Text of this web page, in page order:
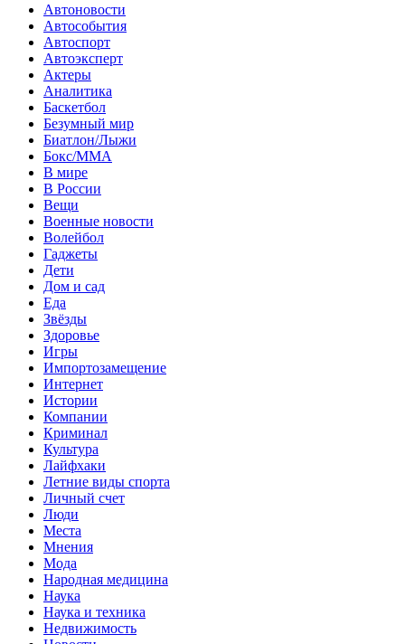
Автоновости
Автособытия
Автоспорт
Автоэксперт
Актеры
Аналитика
Баскетбол
Безумный мир
Биатлон/Лыжи
Бокс/MMA
В мире
В России
Вещи
Военные новости
Волейбол
Гаджеты
Дети
Дом и сад
Еда
Звёзды
Здоровье
Игры
Импортозамещение
Интернет
Истории
Компании
Криминал
Культура
Лайфхаки
Летние виды спорта
Личный счет
Люди
Места
Мнения
Мода
Народная медицина
Наука
Наука и техника
Недвижимость